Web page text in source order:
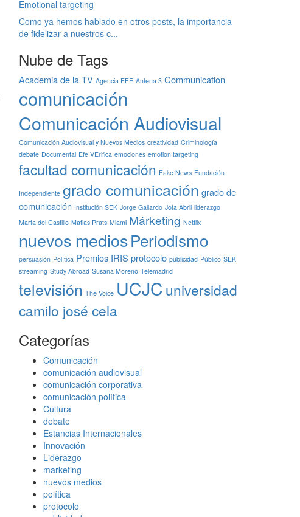
Emotional targeting
Como ya hemos hablado en otros posts, la importancia
de fidelizar a nuestros c...
Nube de Tags
Academia de la TV Agencia EFE Antena 3 Communication
comunicación
Comunicación Audiovisual
Comunicación Audiovisual y Nuevos Medios creatividad Criminología
debate Documental Efe VErifica emociones emotion targeting
facultad comunicación Fake News Fundación
Independiente grado comunicación grado de
comunicación Institución SEK Jorge Gallardo Jota Abril liderazgo
Marta del Castillo Matias Prats Miami Márketing Netflix
nuevos mediosPeriodismo
persuasión Política Premios IRIS protocolo publicidad Público SEK
streaming Study Abroad Susana Moreno Telemadrid
televisión The Voice UCJCuniversidad
camilo josé cela
Categorías
Comunicación
comunicación audiovisual
comunicación corporativa
comunicación política
Cultura
debate
Estancias Internacionales
Innovación
Liderazgo
marketing
nuevos medios
política
protocolo